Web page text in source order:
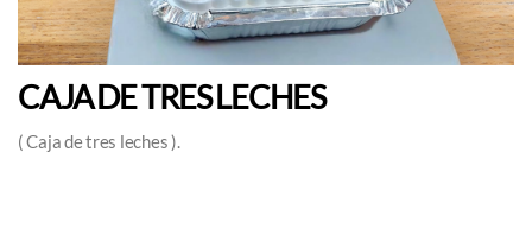
CAJA DE TRES LECHES
( Caja de tres leches ).